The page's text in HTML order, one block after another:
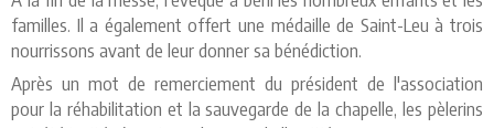
familles. Il a également offert une médaille de Saint-Leu à trois
nourrissons avant de leur donner sa bénédiction.
Après un mot de remerciement du président de l'association
pour la réhabilitation et la sauvegarde de la chapelle, les pèlerins